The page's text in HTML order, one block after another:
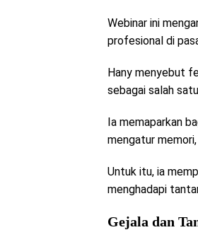
Webinar ini
profesional di
Hany menyebut
sebagai salah
Ia memaparkan
mengatur
Untuk itu, ia
menghadapi
Gejala dan